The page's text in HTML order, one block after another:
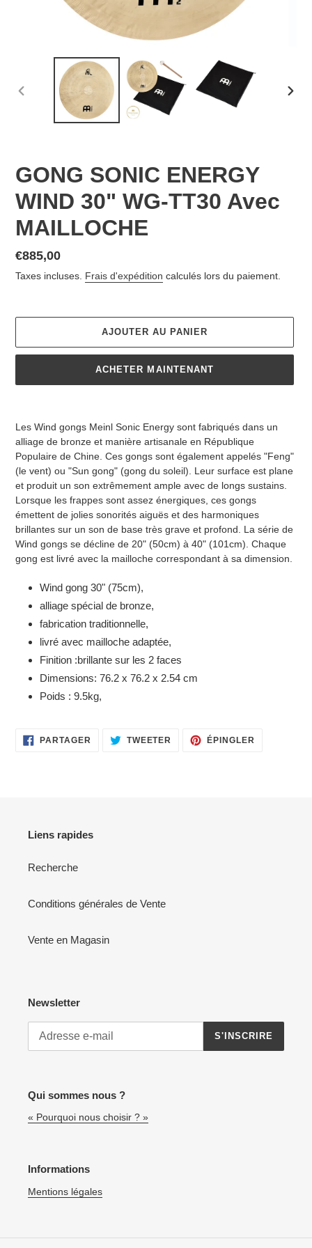
DIAPOSITIVE
PRÉCÉDENTE
GONG SONIC ENERGY
WIND 30" WG-TT30 Avec
MAILLOCHE
Prix
normal
€885,00
Taxes incluses. Frais d'expédition calculés lors du paiement.
AJOUTER AU PANIER
ACHETER MAINTENANT
votre
panier
Les Wind gongs Meinl Sonic Energy sont fabriqués dans un
alliage de bronze et manière artisanale en République
Populaire de Chine. Ces gongs sont également appelés "Feng"
(le vent) ou "Sun gong" (gong du soleil). Leur surface est plane
et produit un son extrêmement ample avec de longs sustains.
Lorsque les frappes sont assez énergiques, ces gongs
émettent de jolies sonorités aiguës et des harmoniques
brillantes sur un son de base très grave et profond. La série de
Wind gongs se décline de 20" (50cm) à 40" (101cm). Chaque
gong est livré avec la mailloche correspondant à sa dimension.
Wind gong 30" (75cm),
alliage spécial de bronze,
fabrication traditionnelle,
livré avec mailloche adaptée,
Finition :brillante sur les 2 faces
Dimensions: 76.2 x 76.2 x 2.54 cm
Poids : 9.5kg,
PARTAGER PARTAGER
SUR
TWEETER TWEETER
SUR
ÉPINGLER
Liens rapides
Recherche
Conditions générales de Vente
Vente en Magasin
Newsletter
S'INSCRIRE
Qui sommes nous ?
« Pourquoi nous choisir ? »
Informations
Mentions légales